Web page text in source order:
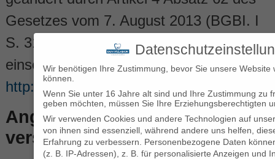
Gesetzes vom 7. August 2013 (BGBI. I
S. 3154).
einsehbar unter:
http://www.bundesrecht.juris.de/
Angaben zur Berufs­haftpflicht­
versicherung
Wir benötigen Ihre Zustimmung, bevor Sie unsere Website
können.
Wenn Sie unter 16 Jahre alt sind und Ihre Zustimmung zu
geben möchten, müssen Sie Ihre Erziehungsberechtigten
Wir verwenden Cookies und andere Technologien auf
von ihnen sind essenziell, während andere uns helfen,
Erfahrung zu verbessern.
Personenbezogene Daten
(z. B. IP-Adressen), z. B. für personalisierte Anzeigen und